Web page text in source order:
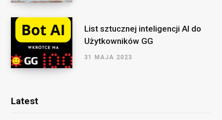
List sztucznej inteligencji AI do
Użytkowników GG
31 MAJA 2023
Latest